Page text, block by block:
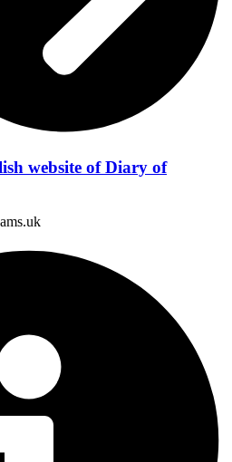
website of Diary of